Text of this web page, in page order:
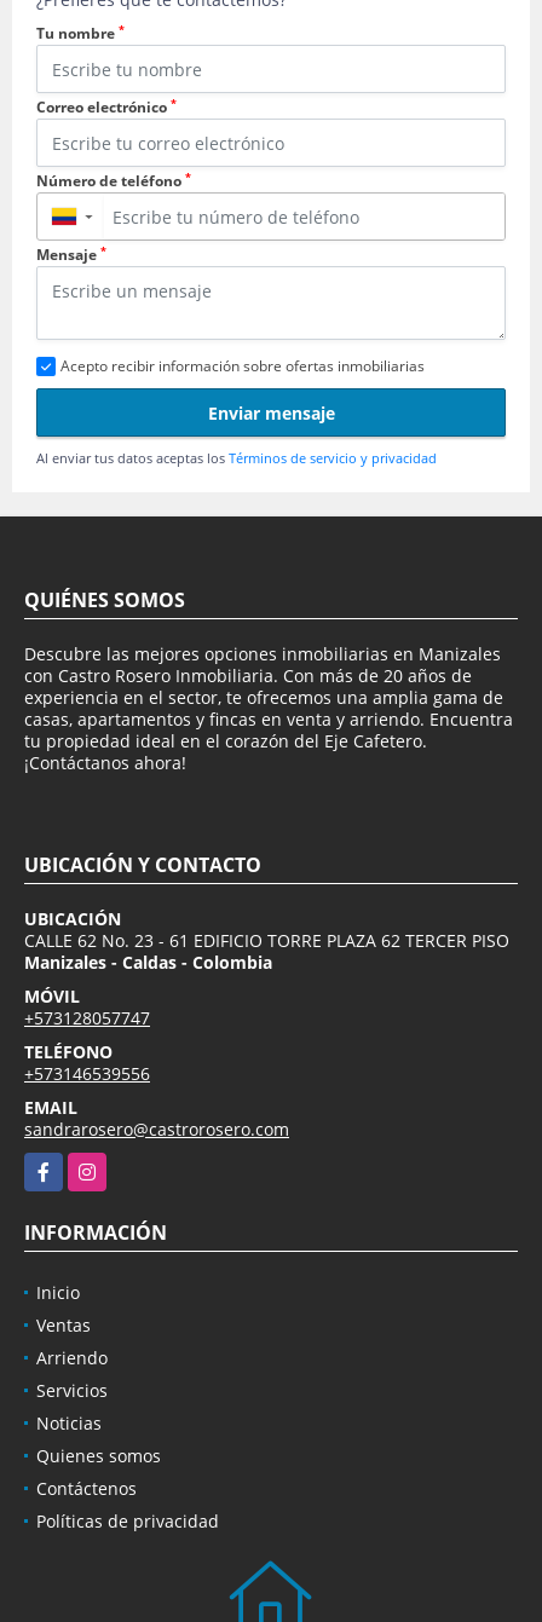
Tu nombre *
Correo electrónico *
Número de teléfono *
▼
Mensaje *
Acepto recibir información sobre ofertas inmobiliarias
Enviar mensaje
Al enviar tus datos aceptas los Términos de servicio y privacidad
QUIÉNES SOMOS
Descubre las mejores opciones inmobiliarias en Manizales
con Castro Rosero Inmobiliaria. Con más de 20 años de
experiencia en el sector, te ofrecemos una amplia gama de
casas, apartamentos y fincas en venta y arriendo. Encuentra
tu propiedad ideal en el corazón del Eje Cafetero.
¡Contáctanos ahora!
UBICACIÓN Y CONTACTO
UBICACIÓN
CALLE 62 No. 23 - 61 EDIFICIO TORRE PLAZA 62 TERCER PISO
Manizales - Caldas - Colombia
MÓVIL
+573128057747
TELÉFONO
+573146539556
EMAIL
sandrarosero@castrorosero.com
FacebookInstagram
INFORMACIÓN
Inicio
Ventas
Arriendo
Servicios
Noticias
Quienes somos
Contáctenos
Políticas de privacidad